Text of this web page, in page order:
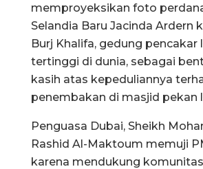
memproyeksikan foto
Selandia Baru Jacinda Ardern
Burj Khalifa, gedung pencakar
tertinggi di dunia, sebagai
kasih atas kepeduliannya
penembakan di masjid pekan
Penguasa Dubai, Sheikh
Rashid Al-Maktoum memuji
karena mendukung